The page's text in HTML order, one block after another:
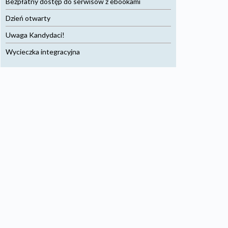
Dzień otwarty
Uwaga Kandydaci!
Wycieczka integracyjna